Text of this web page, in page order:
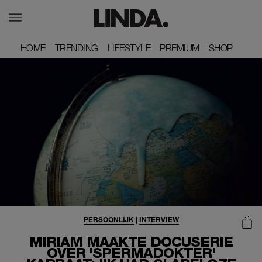
HOME
HOME TRENDING
TRENDING LIFESTYLE
LIFESTYLE PREMIUM
PREMIUM SHOP
SHOP
MIRIAM MAAKTE DOCUSERIE
OVER 'SPERMADOKTER'
PERSOONLIJK| INTERVIEW